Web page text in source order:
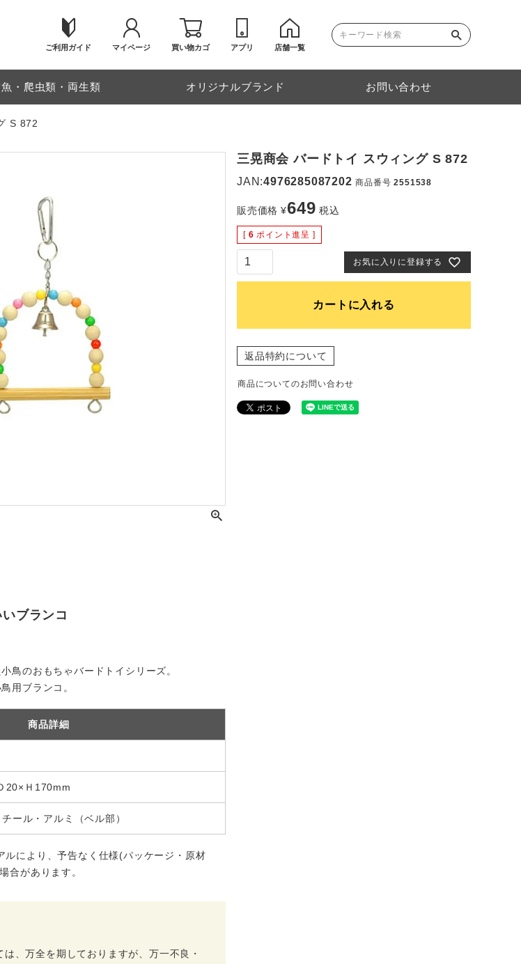
ご利用ガイド マイページ 買い物カゴ アプリ 店舗一覧
・爬虫類・両生類 オリジナルブランド お問い合わせ
S 872
三晃商会 バードトイ スウィング S 872
JAN:4976285087202 商品番号 2551538
販売価格 ¥649 税込
[ 6 ポイント進呈 ]
お気に入りに登録する
カートに入れる
返品特約について
商品についてのお問い合わせ
ブランコ
鳥のおもちゃバードトイシリーズ。
用ブランコ。
商品詳細
20×Ｈ170mm
ール・アルミ（ベル部）
により、予告なく仕様(パッケージ・原材
合があります。
、万全を期しておりますが、万一不良・